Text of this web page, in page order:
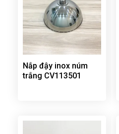
Nắp đậy inox núm
trắng CV113501